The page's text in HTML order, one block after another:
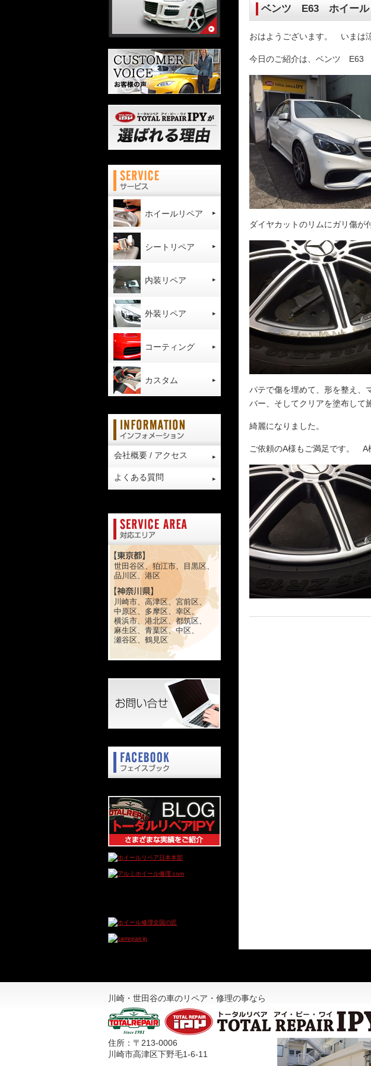
ベンツ E63 ホイール
おはようございます。 いまは
今日のご紹介は、ベンツ E63
ダイヤカットのリムにガリ傷が
パテで傷を埋めて、形を整え、
バー、そしてクリアを塗布して
綺麗になりました。
ご依頼のA様もご満足です。 A
ホイールリペア
シートリペア
内装リペア
外装リペア
コーティング
カスタム
会社概要 / アクセス
よくある質問
世田谷区、狛江市、目黒区、
品川区、港区
川崎市、高津区、宮前区、
中原区、多摩区、幸区、
横浜市、港北区、都筑区、
麻生区、青葉区、中区、
瀬谷区、鶴見区
川崎・世田谷の車のリペア・修理の事なら
住所：〒213-0006
川崎市高津区下野毛1-6-11